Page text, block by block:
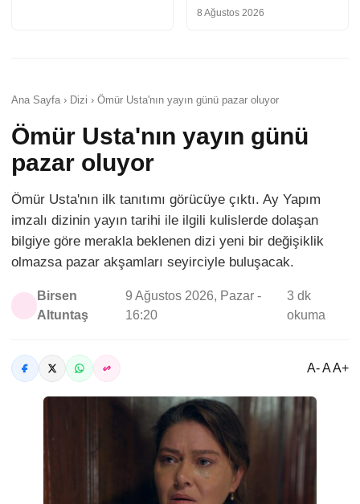
8 Ağustos 2026
Ana Sayfa › Dizi › Ömür Usta'nın yayın günü pazar oluyor
Ömür Usta'nın yayın günü
pazar oluyor
Ömür Usta'nın ilk tanıtımı görücüye çıktı. Ay Yapım
imzalı dizinin yayın tarihi ile ilgili kulislerde dolaşan
bilgiye göre merakla beklenen dizi yeni bir değişiklik
olmazsa pazar akşamları seyirciyle buluşacak.
Birsen
Altuntaş
9 Ağustos 2026, Pazar -
16:20
3 dk
okuma
A- A A+